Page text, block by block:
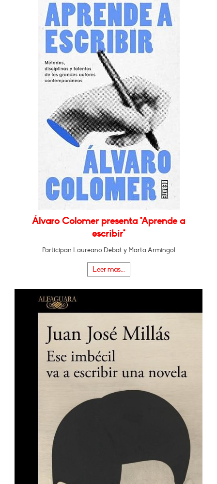
Álvaro Colomer presenta "Aprende a
escribir"
Participan Laureano Debat y Marta Armingol
Leer más...